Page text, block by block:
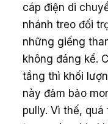
cáp điện di
nhánh treo đối
những giếng
không đáng kể.
tầng thì khối
này đảm bảo
pully. Vì thế,